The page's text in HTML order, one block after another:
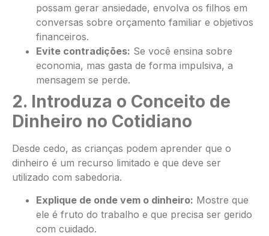
possam gerar ansiedade, envolva os filhos em
conversas sobre orçamento familiar e objetivos
financeiros.
Evite contradições: Se você ensina sobre
economia, mas gasta de forma impulsiva, a
mensagem se perde.
2. Introduza o Conceito de
Dinheiro no Cotidiano
Desde cedo, as crianças podem aprender que o
dinheiro é um recurso limitado e que deve ser
utilizado com sabedoria.
Explique de onde vem o dinheiro: Mostre que
ele é fruto do trabalho e que precisa ser gerido
com cuidado.